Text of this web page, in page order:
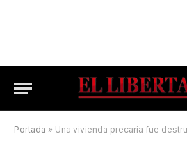
Portada » Una vivienda precaria fue